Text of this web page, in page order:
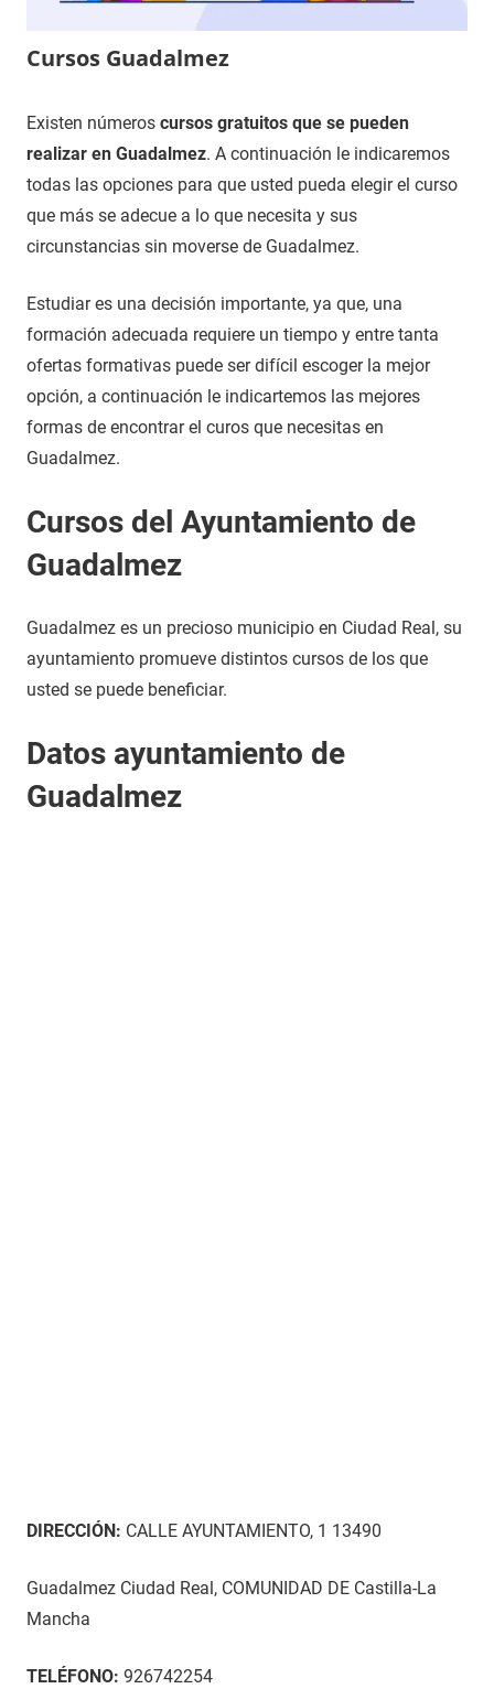
Cursos Guadalmez
18
de
noviembre
2020
Maria
Cursos
en
Ciudad
Existen números cursos gratuitos que se pueden
realizar en Guadalmez. A continuación le indicaremos
todas las opciones para que usted pueda elegir el curso
que más se adecue a lo que necesita y sus
circunstancias sin moverse de Guadalmez.
Estudiar es una decisión importante, ya que, una
formación adecuada requiere un tiempo y entre tanta
ofertas formativas puede ser difícil escoger la mejor
opción, a continuación le indicartemos las mejores
formas de encontrar el curos que necesitas en
Guadalmez.
Cursos del Ayuntamiento de
Guadalmez
Guadalmez es un precioso municipio en Ciudad Real, su
ayuntamiento promueve distintos cursos de los que
usted se puede beneficiar.
Datos ayuntamiento de
Guadalmez
DIRECCIÓN: CALLE AYUNTAMIENTO, 1 13490
Guadalmez Ciudad Real, COMUNIDAD DE Castilla-La
Mancha
TELÉFONO: 926742254